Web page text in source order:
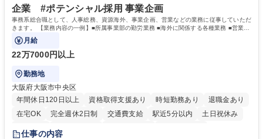
企業 #ポテンシャル採用 事業企画
事務系総合職として、人事総務、資源海外、事業企画、営業などの業務に従事していただ
きます。 【業務内容の一例】■所属事業部の勤労業務 ■海外に関係する各種業務 ■営業部
門の企画スタッフ、ルート営業
月給
22万7000円以上
勤務地
大阪府大阪市中央区
年間休日120日以上
資格取得支援あり 時短勤務あり
退職金あり
在宅OK
完全週休2日制 交通費支給 駅近5分以内
土日祝休み
服装自由
第二新卒歓迎
仕事の内容